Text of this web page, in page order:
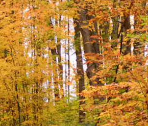
या फिर स्वाइप जेस्चर का इस्तेमाल करके एक्सप्लोर करें।